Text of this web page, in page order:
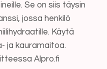
Se on siis täysin
jossa henkilö
Käytä
ja kauramaitoa.
Alpro.fi